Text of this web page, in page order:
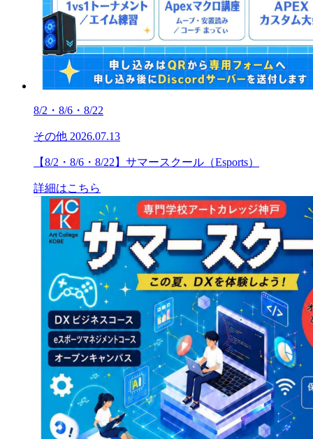
8/2・8/6・8/22
その他 2026.07.13
【8/2・8/6・8/22】サマースクール（Esports）
詳細はこちら